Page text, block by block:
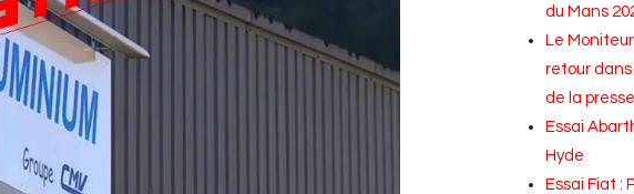
du Mans
Le
retour dans
de la presse
Essai
Hyde
Essai Fiat :